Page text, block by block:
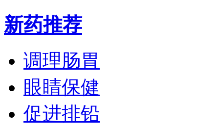
新药推荐
调理肠胃
眼睛保健
促进排铅